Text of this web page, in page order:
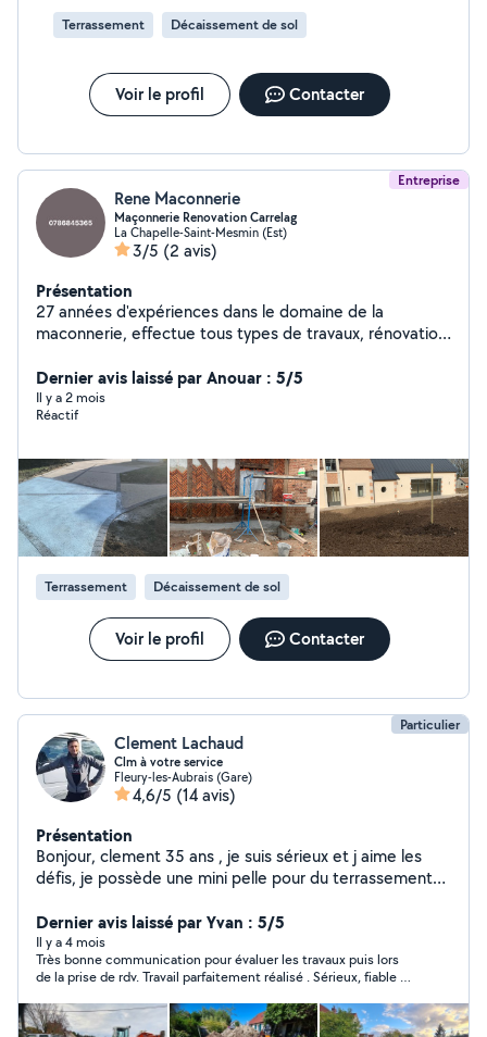
Terrassement Décaissement de sol
Voir le profil Contacter
Entreprise
Rene Maconnerie
Maçonnerie Renovation Carrelag
La Chapelle-Saint-Mesmin (Est)
3/5 (2 avis)
Présentation
27 années d'expériences dans le domaine de la
maconnerie, effectue tous types de travaux, rénovation,
carrelage
Dernier avis laissé par Anouar : 5/5
Il y a 2 mois
Réactif
Terrassement Décaissement de sol
Voir le profil Contacter
Particulier
Clement Lachaud
Clm à votre service
Fleury-les-Aubrais (Gare)
4,6/5 (14 avis)
Présentation
Bonjour, clement 35 ans , je suis sérieux et j aime les
défis, je possède une mini pelle pour du terrassement
végétaux ou pleins d autres choses et possibilités
Dernier avis laissé par Yvan : 5/5
Il y a 4 mois
Très bonne communication pour évaluer les travaux puis lors
de la prise de rdv. Travail parfaitement réalisé . Sérieux, fiable et